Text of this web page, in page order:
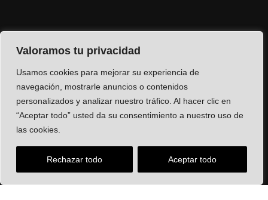
Valoramos tu privacidad
Usamos cookies para mejorar su experiencia de
navegación, mostrarle anuncios o contenidos
personalizados y analizar nuestro tráfico. Al hacer clic en
“Aceptar todo” usted da su consentimiento a nuestro uso de
las cookies.
Rechazar todo Aceptar todo